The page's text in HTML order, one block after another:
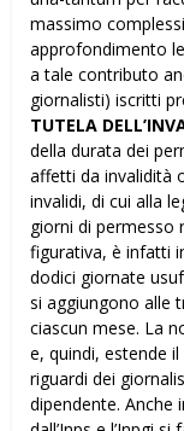
massimo
approfondimento
a tale contributo
giornalisti) iscritti
TUTELA
della durata dei
affetti da invalidità
invalidi, di cui alla
giorni di permesso
figurativa, è infatti
dodici giornate
si aggiungono alle
ciascun mese. La
e, quindi, estende
riguardi dei
dipendente. Anche